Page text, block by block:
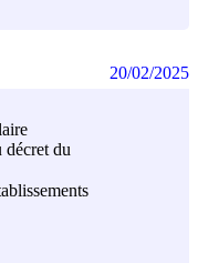
décret du
20/02/2025